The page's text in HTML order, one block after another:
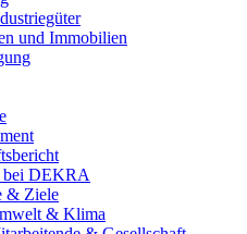
und Immobilien
bei DEKRA
& Ziele
& Klima